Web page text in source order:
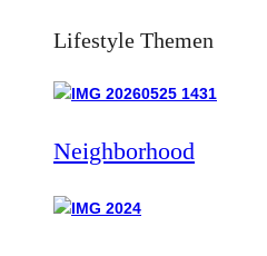
Lifestyle Themen
Neighborhood